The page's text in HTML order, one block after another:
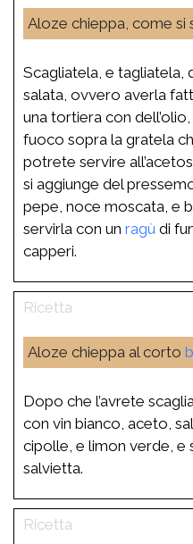
Aloze chieppa, come si
Scagliatela, e tagliatela,
salata, ovvero averla
una tortiera con
fuoco sopra la gratela
potrete servire
si aggiunge del
pepe, noce moscata, e
servirla con un ragù di
capperi.
Aloze chieppa al corto
Dopo che l’avrete
con vin bianco, aceto,
cipolle, e limon verde, e
salvietta.